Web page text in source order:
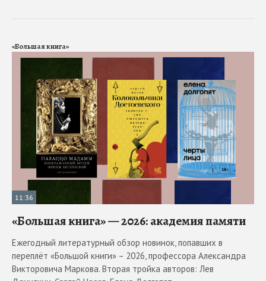
«Большая книга»
11:36
«Большая книга» — 2026: академия памяти
Ежегодный литературный обзор новинок, попавших в
переплёт «Большой книги» – 2026, профессора Александра
Викторовича Маркова. Вторая тройка авторов: Лев